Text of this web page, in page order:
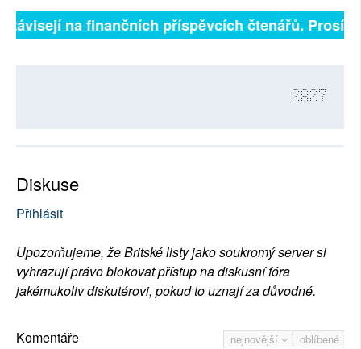
na finančních příspěvcích čtenářů.
2827
Diskuse
Přihlásit
Upozorňujeme, že Britské listy jako soukromý server si
vyhrazují právo blokovat přístup na diskusní fóra
jakémukoliv diskutérovi, pokud to uznají za důvodné.
nejnovější oblíbené
Komentáře